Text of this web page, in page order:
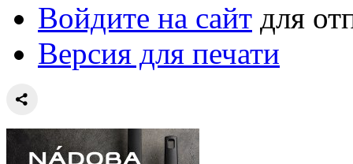
Войдите на сайт для
Версия для печати